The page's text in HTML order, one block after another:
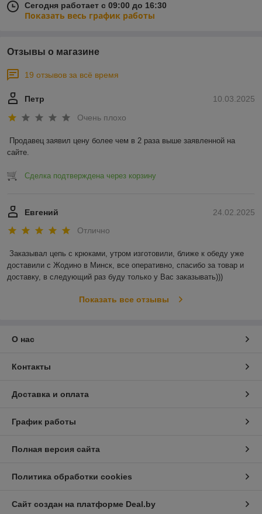
Сегодня работает с 09:00 до 16:30
Показать весь график работы
Отзывы о магазине
19 отзывов за всё время
10.03.2025
Петр
Очень плохо
Продавец заявил цену более чем в 2 раза выше заявленной на
сайте.
Сделка подтверждена через корзину
24.02.2025
Евгений
Отлично
Заказывал цепь с крюками, утром изготовили, ближе к обеду уже
доставили с Жодино в Минск, все оперативно, спасибо за товар и
доставку, в следующий раз буду только у Вас заказывать)))
Показать все отзывы
О нас
Контакты
Доставка и оплата
График работы
Полная версия сайта
Политика обработки cookies
Сайт создан на платформе Deal.by